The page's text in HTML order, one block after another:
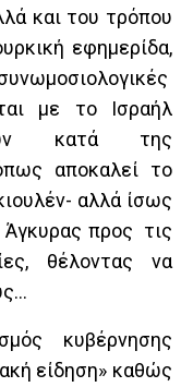
και του τρόπου
εφημερίδα,
με το Ισραήλ
κατά της
αποκαλεί το
αλλά ίσως
Άγκυρας προς τις
θέλοντας να
κυβέρνησης
είδηση» καθώς